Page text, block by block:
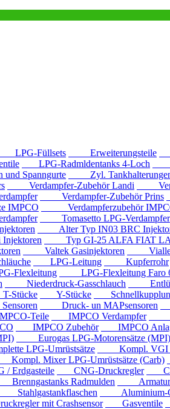
LPG-Füllsets Erweiterungsteile
LPG-Radmldentanks 4-Loch
Spanngurte Zyl.
Verdampfer-Zubehör Landi
Verdampfer-Zubehör Prins
IMPCO Verdampferzubehör
Tomasetto LPG-Verdampfer
Alter Typ IN03 BRC
Typ GI-25 ALFA FIAT
Valtek Gasinjektoren Vialle
LPG-Leitung Kupferrohr
Flexleitung LPG-Flexleitung Faro
Niederdruck-Gasschlauch
Stücke Y-Stücke
Druck- un MAPsensoren
Teile IMPCO Verdampfer
IMPCO Zubehör IMPCO
Eurogas LPG-Motorensätze (MPI)
LPG-Umrüstsätze
Kompl. VGI
Mixer LPG-Umrüstsätze (Carb)
Erdgasteile CNG-Druckregler
Radmulden
Stahlgastankflaschen
Aluminium-
mit Crashsensor Gasventile